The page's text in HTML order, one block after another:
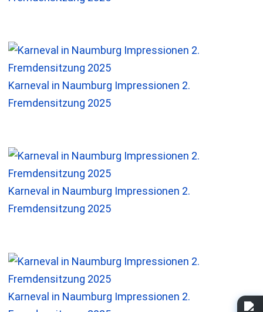
Karneval in Naumburg Impressionen 2.
Fremdensitzung 2025
Karneval in Naumburg Impressionen 2.
Fremdensitzung 2025
Karneval in Naumburg Impressionen 2.